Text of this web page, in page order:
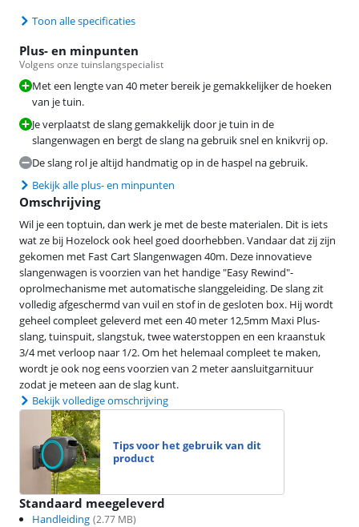
Toon alle specificaties
Plus- en minpunten
Volgens onze tuinslangspecialist
Met een lengte van 40 meter bereik je gemakkelijker de hoeken
van je tuin.
Je verplaatst de slang gemakkelijk door je tuin in de
slangenwagen en bergt de slang na gebruik snel en knikvrij op.
De slang rol je altijd handmatig op in de haspel na gebruik.
Bekijk alle plus- en minpunten
Omschrijving
Wil je een toptuin, dan werk je met de beste materialen. Dit is iets
wat ze bij Hozelock ook heel goed doorhebben. Vandaar dat zij zijn
gekomen met Fast Cart Slangenwagen 40m. Deze innovatieve
slangenwagen is voorzien van het handige "Easy Rewind"-
oprolmechanisme met automatische slanggeleiding. De slang zit
volledig afgeschermd van vuil en stof in de gesloten box. Hij wordt
geheel compleet geleverd met een 40 meter 12,5mm Maxi Plus-
slang, tuinspuit, slangstuk, twee waterstoppen en een kraanstuk
3/4 met verloop naar 1/2. Om het helemaal compleet te maken,
wordt je ook nog eens voorzien van 2 meter aansluitgarnituur
zodat je meteen aan de slag kunt.
Bekijk volledige omschrijving
Tips voor het gebruik van dit
product
Standaard meegeleverd
Handleiding (2.77 MB)